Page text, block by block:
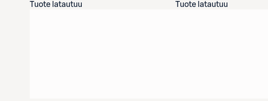
Tuote latautuu
Tuote latautuu